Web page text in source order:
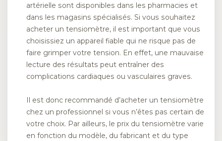
artérielle sont disponibles dans les pharmacies et
dans les magasins spécialisés. Si vous souhaitez
acheter un tensiomètre, il est important que vous
choisissiez un appareil fiable qui ne risque pas de
faire grimper votre tension. En effet, une mauvaise
lecture des résultats peut entraîner des
complications cardiaques ou vasculaires graves.
Il est donc recommandé d’acheter un tensiomètre
chez un professionnel si vous n’êtes pas certain de
votre choix. Par ailleurs, le prix du tensiomètre varie
en fonction du modèle, du fabricant et du type